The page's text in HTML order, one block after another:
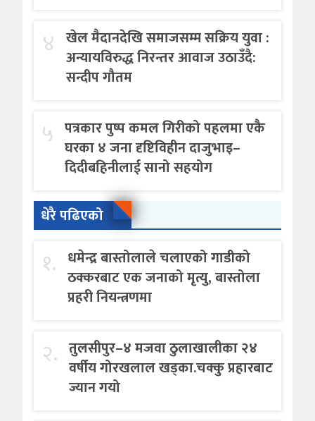
४ खेल मैदानदेखि समाजसम्म सक्रिय युवा :
अन्यायविरुद्ध निरन्तर आवाज उठाउँदै:
सन्दीप गौतम
५ पत्रकार पुष्प कमल गिरीको पहलमा एकै
घरका ४ जना दृष्टिविहीन दाजुभाइ–
दिदीबहिनीलाई सानो सहयोग
धेरै पढिएको
१. धमेन्द्र बास्तोलाले चलाएको गाडीको
ठक्करबाट एक जनाको मृत्यु, बास्तोला
प्रहरी नियन्त्रणमा
२. तुलसीपुर–४ मजवा ठुलाखालीका २४
वर्षीय गोरखलाल खड्का.चक्कु प्रहारबाट
ज्यान गयो